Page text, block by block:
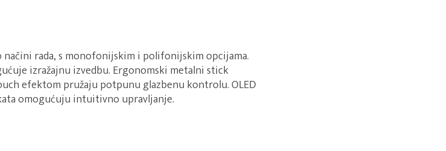
rada, s monofonijskim i polifonijskim opcijama.
izražajnu izvedbu. Ergonomski metalni stick
efektom pružaju potpunu glazbenu kontrolu. OLED
omogućuju intuitivno upravljanje.